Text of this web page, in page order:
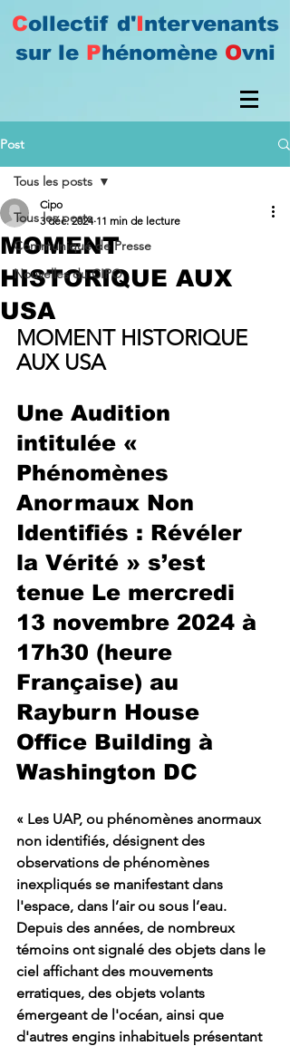
Collectif d'Intervenants
sur le Phénomène Ovni
Post
Tous les posts
Communiqué de Presse
Nouvelles du CIPO
Tous les posts
MOMENT
HISTORIQUE AUX
USA
Cipo
3 déc. 2024 11 min de lecture
MOMENT HISTORIQUE
AUX USA
Une Audition
intitulée «
Phénomènes
Anormaux Non
Identifiés : Révéler
la Vérité » s’est
tenue Le mercredi
13 novembre 2024 à
17h30 (heure
Française) au
Rayburn House
Office Building à
Washington DC
« Les UAP, ou phénomènes anormaux
non identifiés, désignent des
observations de phénomènes
inexpliqués se manifestant dans
l'espace, dans l’air ou sous l’eau.
Depuis des années, de nombreux
témoins ont signalé des objets dans le
ciel affichant des mouvements
erratiques, des objets volants
émergeant de l'océan, ainsi que
d'autres engins inhabituels présentant